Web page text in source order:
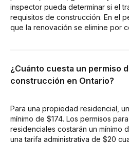
inspector pueda determinar si el
requisitos de construcción. En el
que la renovación se elimine por
¿Cuánto cuesta un permiso
construcción en Ontario?
Para una propiedad residencial,
mínimo de $174. Los permisos
residenciales costarán un mínimo
una tarifa administrativa de $20